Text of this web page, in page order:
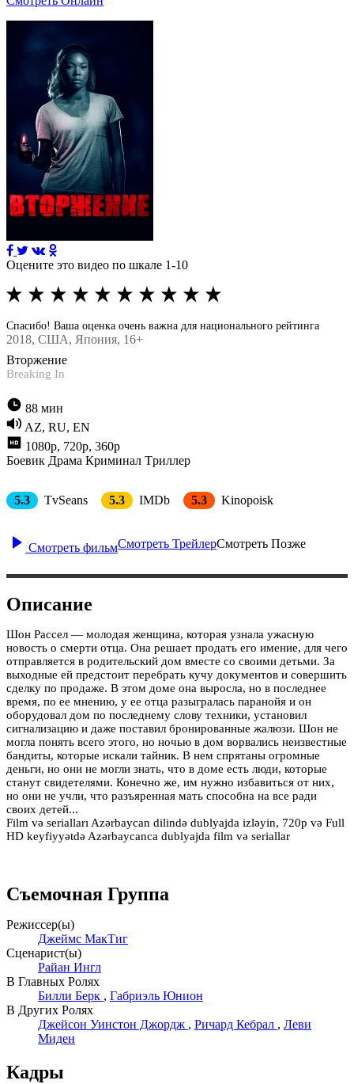
Оцените это видео по шкале 1-10
Спасибо! Ваша оценка очень важна для национального рейтинга
2018, США, Япония, 16+
Вторжение
Breaking In
88 мин
AZ, RU, EN
1080p, 720p, 360p
Боевик Драма Криминал Tриллер
5.3 TvSeans 5.3 IMDb 5.3 Kinopoisk
Смотреть фильмСмотреть ТрейлерСмотреть Позже
Описание
Шон Рассел — молодая женщина, которая узнала ужасную
новость о смерти отца. Она решает продать его имение, для чего
отправляется в родительский дом вместе со своими детьми. За
выходные ей предстоит перебрать кучу документов и совершить
сделку по продаже. В этом доме она выросла, но в последнее
время, по ее мнению, у ее отца разыгралась паранойя и он
оборудовал дом по последнему слову техники, установил
сигнализацию и даже поставил бронированные жалюзи. Шон не
могла понять всего этого, но ночью в дом ворвались неизвестные
бандиты, которые искали тайник. В нем спрятаны огромные
деньги, но они не могли знать, что в доме есть люди, которые
станут свидетелями. Конечно же, им нужно избавиться от них,
но они не учли, что разъяренная мать способна на все ради
своих детей...
Film və serialları Azərbaycan dilində dublyajda izləyin, 720p və Full
HD keyfiyyətdə Azərbaycanca dublyajda film və seriallar
Съемочная Группа
Режиссер(ы)
Джеймс МакТиг
Сценарист(ы)
Райан Ингл
В Главных Ролях
Билли Берк , Габриэль Юнион
В Других Ролях
Джейсон Уинстон Джордж , Ричард Кебрал , Леви
Миден
Кадры